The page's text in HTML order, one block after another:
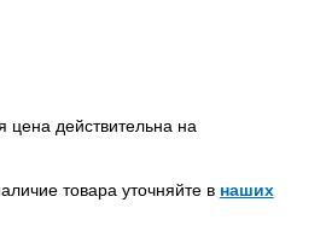
цена действительна на
товара уточняйте в наших